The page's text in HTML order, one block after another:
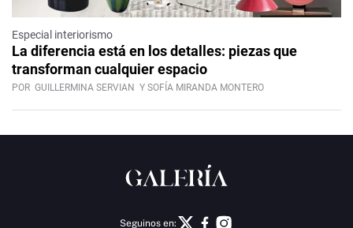
Especial interiorismo
La diferencia está en los detalles: piezas que
transforman cualquier espacio
POR GUILLERMINA SERVIAN Y SOFÍA MIRANDA MONTERO
Seguinos en: